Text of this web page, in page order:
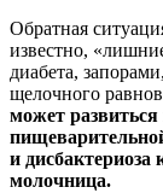
Обратная
известно,
диабета,
щелочного
может развиться
и дисбактериоза
молочница.